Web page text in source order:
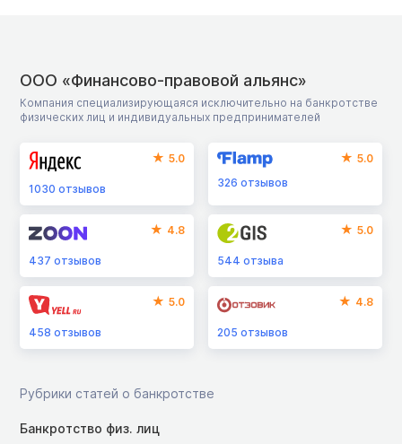
ООО «Финансово-правовой альянс»
Компания специализирующаяся исключительно на банкротстве
физических лиц и индивидуальных предпринимателей
5.0
1030 отзывов
5.0
326отзывов
4.8
437 отзывов
5.0
544отзыва
5.0
458 отзывов
4.8
205отзывов
Рубрики статей о банкротстве
Банкротство физ. лиц